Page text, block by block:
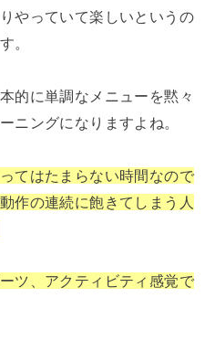
やっていて楽しいというの
。
的に単調なメニューを黙々
ニングになりますよね。
てはたまらない時間なので
作の連続に飽きてしまう人
ツ、アクティビティ感覚で